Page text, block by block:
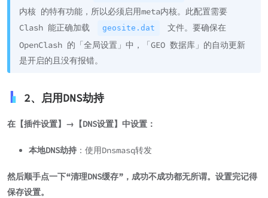
内核 的特有功能，所以必须启用meta内核。此配置需要
Clash 能正确加载
geosite.dat
文件。要确保在
OpenClash 的「全局设置」中，「GEO 数据库」的自动更新
是开启的且没有报错。
2、启用DNS劫持
在【插件设置】→【DNS设置】中设置：
本地DNS劫持 ：使用Dnsmasq转发
然后顺手点一下“清理DNS缓存”，成功不成功都无所谓。设置完记得
保存设置。